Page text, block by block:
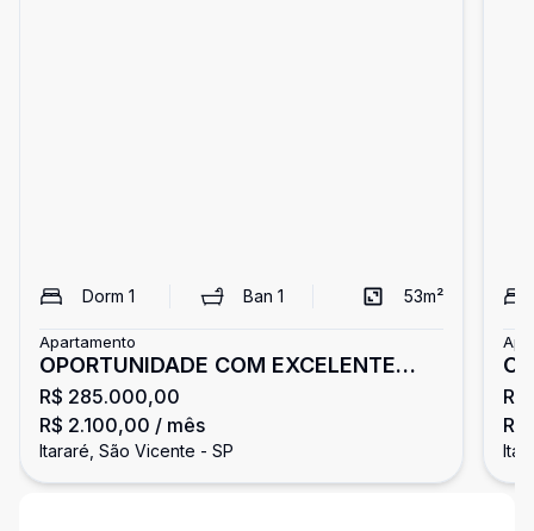
Dorm 1 Ban 1 53m²
Apartamento
OPORTUNIDADE COM EXCELENTE
CUSTO BENEFICIO
R$ 285.000,00
R$ 2.100,00 / mês
Itararé, São Vicente - SP